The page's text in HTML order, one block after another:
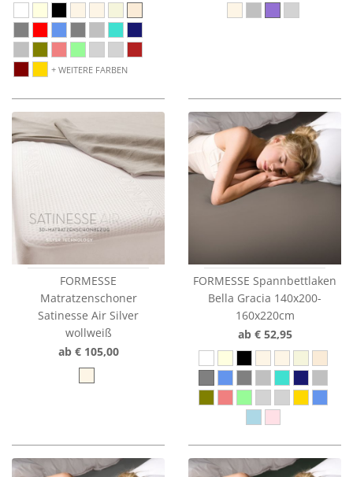
WEITERE FARBEN
FORMESSE
Matratzenschoner
Satinesse Air Silver
wollweiß
ab € 105,00
FORMESSE Spannbettlaken
Bella Gracia 140x200-
160x220cm
ab € 52,95